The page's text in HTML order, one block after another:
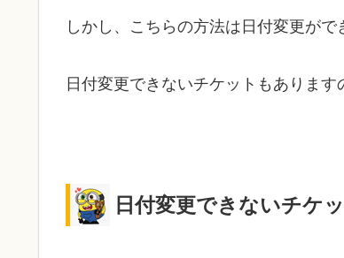
しかし、こちらの方法は日付変更がで
日付変更できないチケットもあります
日付変更できないチケ